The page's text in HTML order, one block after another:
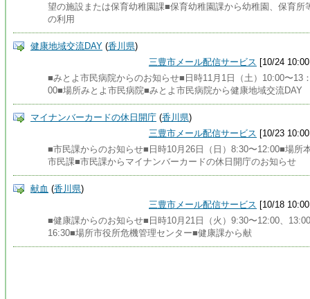
望の施設または保育幼稚園課■保育幼稚園課から幼稚園、保育所
の利用
健康地域交流DAY (香川県)
三豊市メール配信サービス [10/24
■みとよ市民病院からのお知らせ■日時11月1日（土）10:00〜13
00■場所みとよ市民病院■みとよ市民病院から健康地域交流DAY
マイナンバーカードの休日開庁 (香川県)
三豊市メール配信サービス [10/23
■市民課からのお知らせ■日時10月26日（日）8:30〜12:00■場所
市民課■市民課からマイナンバーカードの休日開庁のお知らせ
献血 (香川県)
三豊市メール配信サービス [10/18
■健康課からのお知らせ■日時10月21日（火）9:30〜12:00、
16:30■場所市役所危機管理センター■健康課から献